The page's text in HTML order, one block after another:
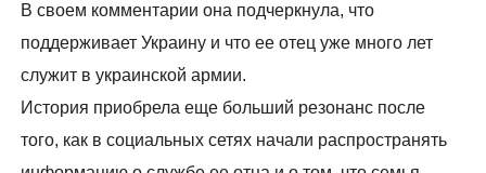
В своем комментарии она подчеркнула, что
поддерживает Украину и что ее отец уже много лет
служит в украинской армии.
История приобрела еще больший резонанс после
того, как в социальных сетях начали распространять